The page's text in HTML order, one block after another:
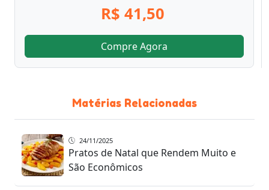
R$ 41,50
Compre Agora
Matérias Relacionadas
24/11/2025
Pratos de Natal que Rendem Muito e
São Econômicos